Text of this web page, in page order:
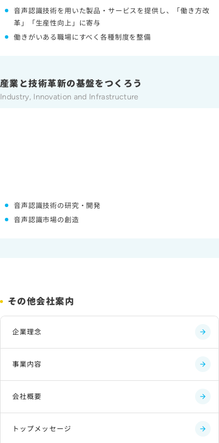
音声認識技術を用いた製品・サービスを提供し、「働き方改
革」「生産性向上」に寄与
働きがいある職場にすべく各種制度を整備
産業と技術革新の基盤をつくろう
Industry, Innovation and Infrastructure
音声認識技術の研究・開発
音声認識市場の創造
その他会社案内
企業理念
事業内容
会社概要
トップメッセージ